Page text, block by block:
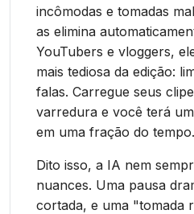
incômodas e tomadas
as elimina
YouTubers e vloggers,
mais tediosa da edição:
falas. Carregue seus
varredura e você terá
em uma fração do tempo.
Dito isso, a IA nem
nuances. Uma pausa
cortada, e uma "tomada